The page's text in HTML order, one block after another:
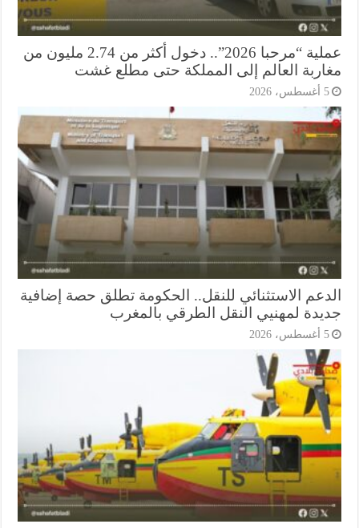
عملية “مرحبا 2026”.. دخول أكثر من 2.74 مليون من
العالم إلى المملكة حتى مطلع غشت
الاستثنائي للنقل.. الحكومة تطلق حصة إضافية
لمهنيي النقل الطرقي بالمغرب